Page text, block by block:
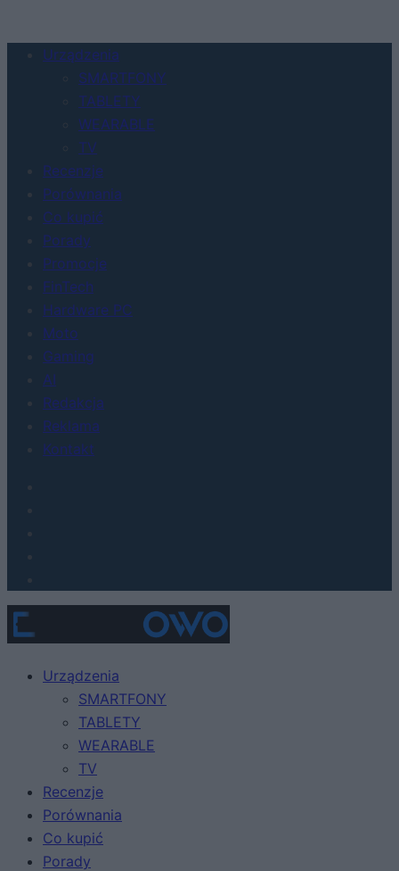
Urządzenia
SMARTFONY
TABLETY
WEARABLE
TV
Recenzje
Porównania
Co kupić
Porady
Promocje
FinTech
Hardware PC
Moto
Gaming
AI
Redakcja
Reklama
Kontakt
Urządzenia
SMARTFONY
TABLETY
WEARABLE
TV
Recenzje
Porównania
Co kupić
Porady